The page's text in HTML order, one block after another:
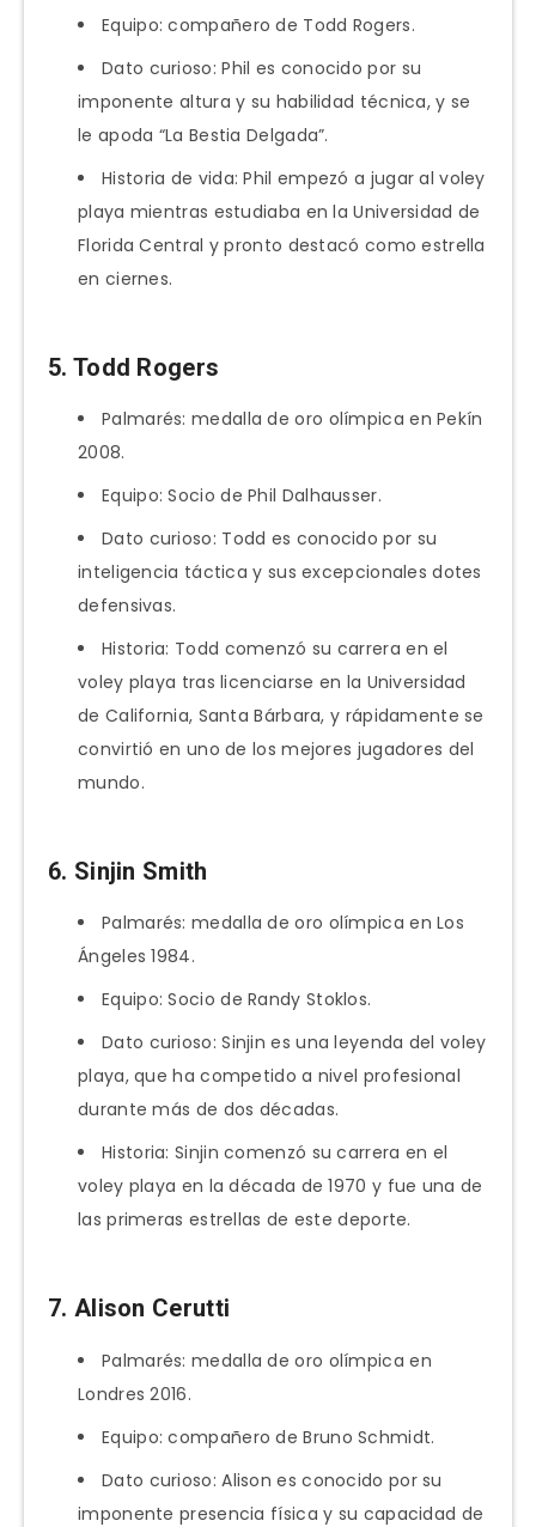
Equipo: compañero de Todd Rogers.
Dato curioso: Phil es conocido por su
imponente altura y su habilidad técnica, y se
le apoda “La Bestia Delgada”.
Historia de vida: Phil empezó a jugar al voley
playa mientras estudiaba en la Universidad de
Florida Central y pronto destacó como estrella
en ciernes.
5. Todd Rogers
Palmarés: medalla de oro olímpica en Pekín
2008.
Equipo: Socio de Phil Dalhausser.
Dato curioso: Todd es conocido por su
inteligencia táctica y sus excepcionales dotes
defensivas.
Historia: Todd comenzó su carrera en el
voley playa tras licenciarse en la Universidad
de California, Santa Bárbara, y rápidamente se
convirtió en uno de los mejores jugadores del
mundo.
6. Sinjin Smith
Palmarés: medalla de oro olímpica en Los
Ángeles 1984.
Equipo: Socio de Randy Stoklos.
Dato curioso: Sinjin es una leyenda del voley
playa, que ha competido a nivel profesional
durante más de dos décadas.
Historia: Sinjin comenzó su carrera en el
voley playa en la década de 1970 y fue una de
las primeras estrellas de este deporte.
7. Alison Cerutti
Palmarés: medalla de oro olímpica en
Londres 2016.
Equipo: compañero de Bruno Schmidt.
Dato curioso: Alison es conocido por su
imponente presencia física y su capacidad de